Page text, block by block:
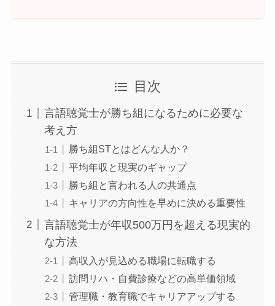
目次
言語聴覚士が勝ち組になるために必要な
考え方
勝ち組STとはどんな人か？
平均年収と現実のギャップ
勝ち組と言われる人の共通点
キャリアの方向性を早めに決める重要性
言語聴覚士が年収500万円を超える現実的
な方法
高収入が見込める職場に転職する
訪問リハ・自費診療などの高単価領域
管理職・教育職でキャリアアップする